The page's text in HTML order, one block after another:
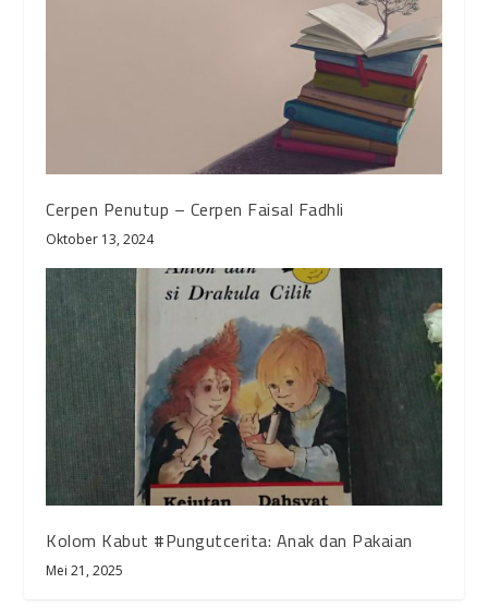
Cerpen Penutup – Cerpen Faisal Fadhli
Oktober 13, 2024
Kolom Kabut #Pungutcerita: Anak dan Pakaian
Mei 21, 2025